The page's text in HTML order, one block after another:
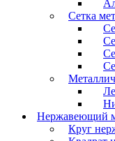
Сетка
Нержавеющий
Круг